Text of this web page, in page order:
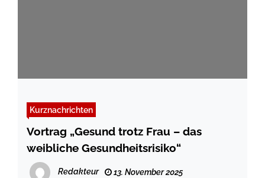
Kurznachrichten
Vortrag „Gesund trotz Frau – das
weibliche Gesundheitsrisiko“
Redakteur 13. November 2025